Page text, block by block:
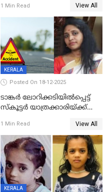
വാർഡിലെ എൽഡിഎഫ്
സ്ഥാനാർത്ഥി
1 Min Read View All
KERALA
Posted On 18-12-2025
ടാങ്കർ ലോറിക്കടിയിൽപ്പെട്ട്
സ്കൂട്ടർ യാത്രക്കാരിയ്ക്ക്
കണ്ടോത്ത് ദേശീയ പാതയിൽ
1 Min Read View All
KERALA